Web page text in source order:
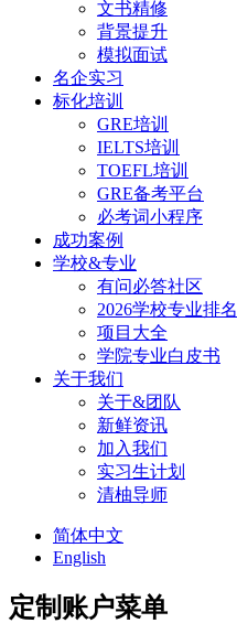
文书精修
背景提升
模拟面试
名企实习
标化培训
GRE培训
IELTS培训
TOEFL培训
GRE备考平台
必考词小程序
成功案例
学校&专业
有问必答社区
2026学校专业排名
项目大全
学院专业白皮书
关于我们
关于&团队
新鲜资讯
加入我们
实习生计划
清柚导师
简体中文
English
定制账户菜单